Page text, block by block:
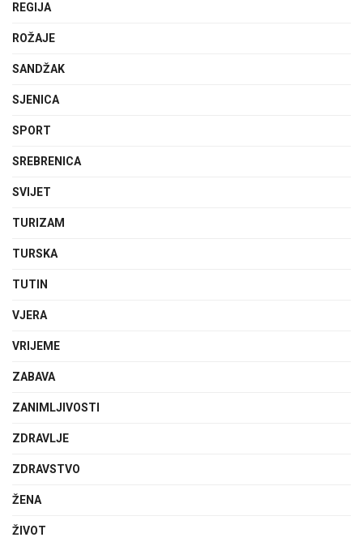
REGIJA
ROŽAJE
SANDŽAK
SJENICA
SPORT
SREBRENICA
SVIJET
TURIZAM
TURSKA
TUTIN
VJERA
VRIJEME
ZABAVA
ZANIMLJIVOSTI
ZDRAVLJE
ZDRAVSTVO
ŽENA
ŽIVOT